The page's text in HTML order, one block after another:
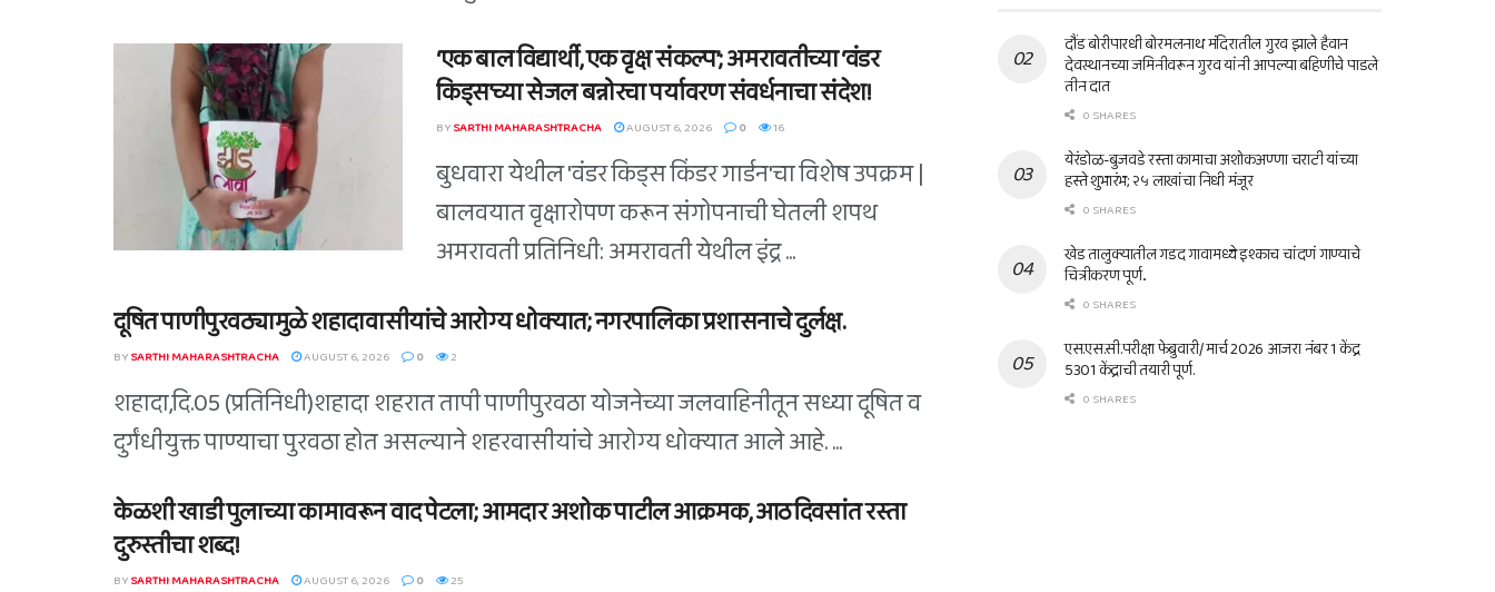
‘एक बाल विद्यार्थी, एक वृक्ष संकल्प’; अमरावतीच्या ‘वंडर
किड्स’च्या सेजल बन्नोरचा पर्यावरण संवर्धनाचा संदेश!
BYSARTHI MAHARASHTRACHA AUGUST 6, 2026 0 16
बुधवारा येथील 'वंडर किड्स किंडर गार्डन'चा विशेष उपक्रम |
बालवयात वृक्षारोपण करून संगोपनाची घेतली शपथ
अमरावती प्रतिनिधी: अमरावती येथील इंद्र ...
दूषित पाणीपुरवठ्यामुळे शहादावासीयांचे आरोग्य धोक्यात; नगरपालिका प्रशासनाचे दुर्लक्ष.
BYSARTHI MAHARASHTRACHA AUGUST 6, 2026 0 2
शहादा,दि.05 (प्रतिनिधी)शहादा शहरात तापी पाणीपुरवठा योजनेच्या जलवाहिनीतून सध्या दूषित व
दुर्गंधीयुक्त पाण्याचा पुरवठा होत असल्याने शहरवासीयांचे आरोग्य धोक्यात आले आहे. ...
केळशी खाडी पुलाच्या कामावरून वाद पेटला; आमदार अशोक पाटील आक्रमक, आठ दिवसांत रस्ता
दुरुस्तीचा शब्द!
BYSARTHI MAHARASHTRACHA AUGUST 6, 2026 0 25
दौंड बोरीपारधी बोरमलनाथ मंदिरातील गुरव झाले हैवान
देवस्थानच्या जमिनीवरून गुरव यांनी आपल्या बहिणीचे पाडले
तीन दात
0 SHARES
येरंडोळ-बुजवडे रस्ता कामाचा अशोकअण्णा चराटी यांच्या
हस्ते शुभारंभ; २५ लाखांचा निधी मंजूर
0 SHARES
खेड तालुक्यातील गडद गावामध्ये इश्काच चांदणं गाण्याचे
चित्रीकरण पूर्ण..
0 SHARES
एस.एस.सी.परीक्षा फेब्रुवारी/ मार्च 2026 आजरा नंबर 1 केंद्र
5301 केंद्राची तयारी पूर्ण.
0 SHARES